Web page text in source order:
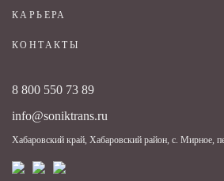
8 800 550 73 89
info@soniktrans.ru
Хабаровский край, Хабаровский район, с. Мирное,
КАРЬЕРА
КОНТАКТЫ